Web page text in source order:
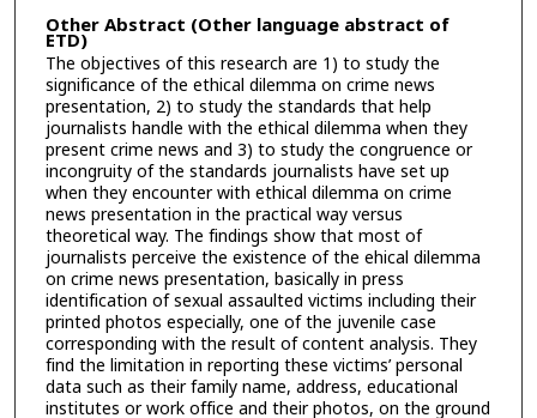
Other Abstract (Other language abstract of
ETD)
The objectives of this research are 1) to study the
significance of the ethical dilemma on crime news
presentation, 2) to study the standards that help
journalists handle with the ethical dilemma when they
present crime news and 3) to study the congruence or
incongruity of the standards journalists have set up
when they encounter with ethical dilemma on crime
news presentation in the practical way versus
theoretical way. The findings show that most of
journalists perceive the existence of the ehical dilemma
on crime news presentation, basically in press
identification of sexual assaulted victims including their
printed photos especially, one of the juvenile case
corresponding with the result of content analysis. They
find the limitation in reporting these victims’ personal
data such as their family name, address, educational
institutes or work office and their photos, on the ground